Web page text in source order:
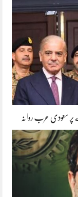
پر سعودی عرب روانہ